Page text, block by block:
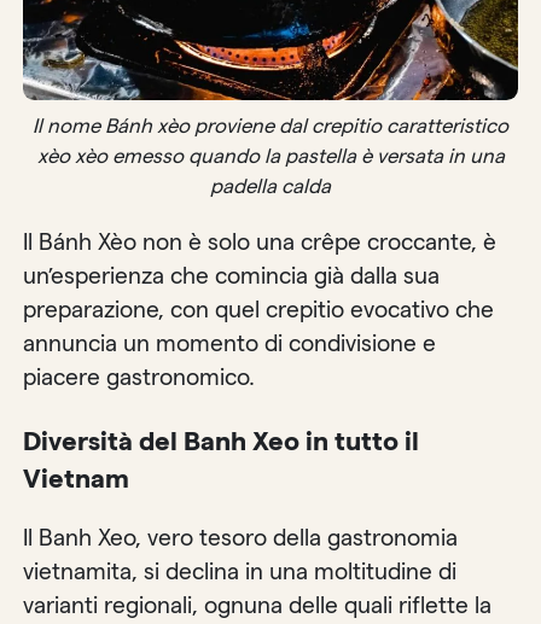
Il nome Bánh xèo proviene dal crepitio caratteristico
xèo xèo emesso quando la pastella è versata in una
padella calda
Il Bánh Xèo non è solo una crêpe croccante, è
un’esperienza che comincia già dalla sua
preparazione, con quel crepitio evocativo che
annuncia un momento di condivisione e
piacere gastronomico.
Diversità del Banh Xeo in tutto il
Vietnam
Il Banh Xeo, vero tesoro della gastronomia
vietnamita, si declina in una moltitudine di
varianti regionali, ognuna delle quali riflette la